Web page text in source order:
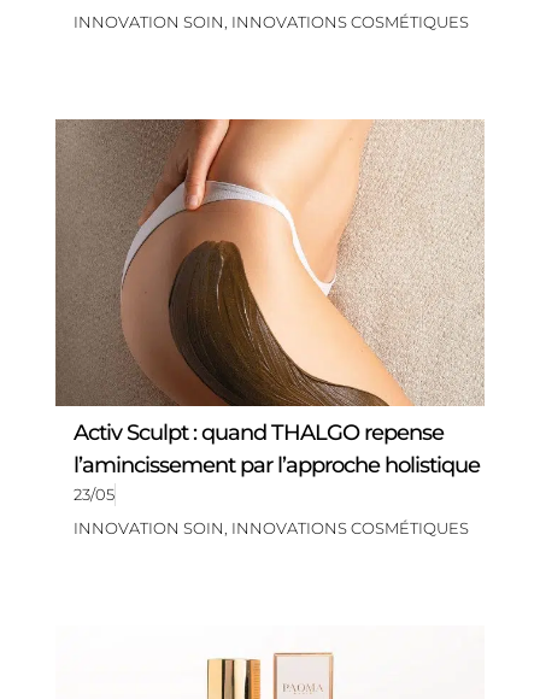
INNOVATION SOIN, INNOVATIONS COSMÉTIQUES
Activ Sculpt : quand THALGO repense
l’amincissement par l’approche holistique
23/05
INNOVATION SOIN, INNOVATIONS COSMÉTIQUES